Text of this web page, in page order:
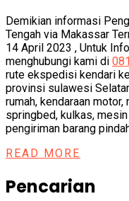
Demikian informasi
Tengah via Makassar
14 April 2023 , Untuk
menghubungi kami di
rute ekspedisi kendari
provinsi sulawesi
rumah, kendaraan
springbed, kulkas,
pengiriman barang
READ MORE
Pencarian